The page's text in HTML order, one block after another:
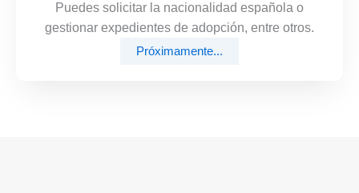
Puedes solicitar la nacionalidad española o
gestionar expedientes de adopción, entre otros.
Próximamente...